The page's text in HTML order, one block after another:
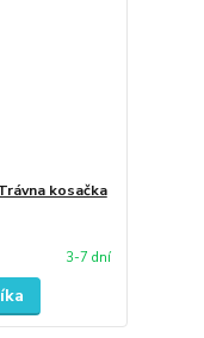
kosačka
3-7 dní